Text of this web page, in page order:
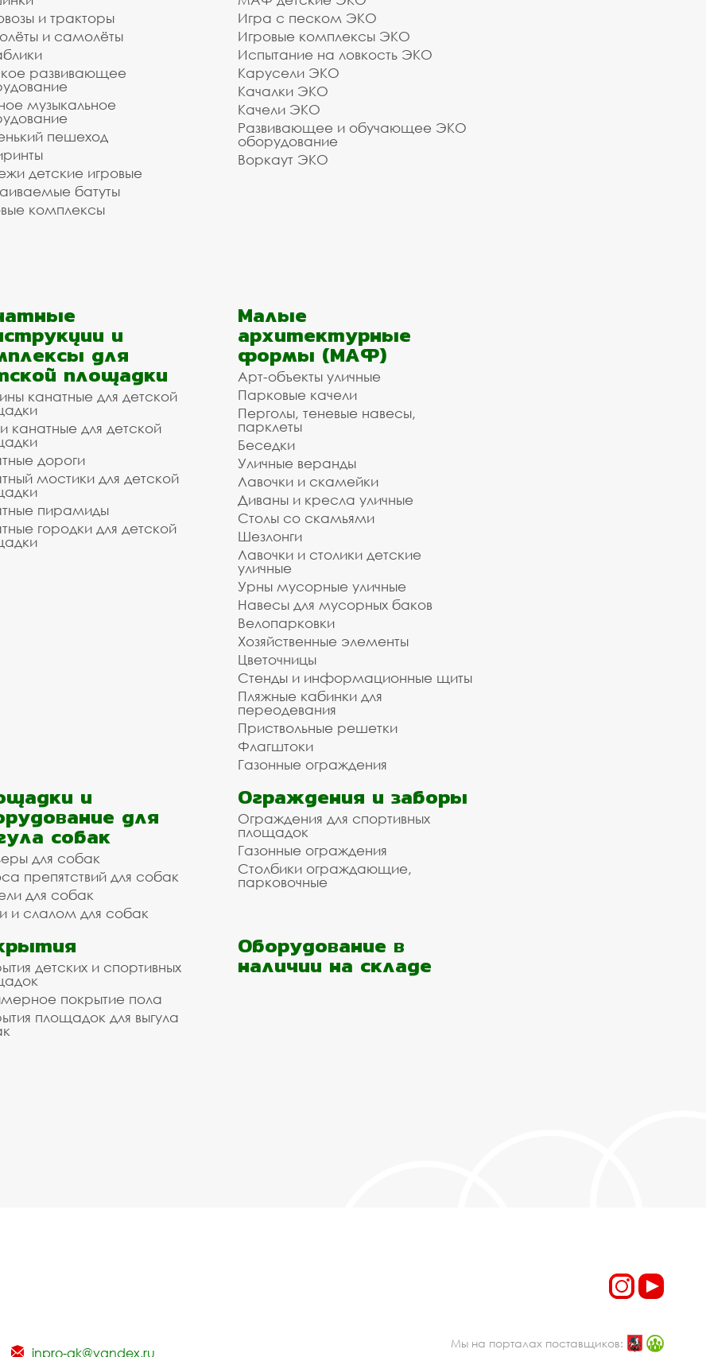
и тракторы
и самолёты
развивающее
музыкальное
пешеход
детские игровые
батуты
комплексы
Игра с песком ЭКО
Игровые комплексы ЭКО
Испытание на ловкость ЭКО
Карусели ЭКО
Качалки ЭКО
Качели ЭКО
Развивающее и обучающее ЭКО
оборудование
Воркаут ЭКО
и
для
площадки
канатные для детской
канатные для детской
дороги
мостики для детской
пирамиды
городки для детской
Малые
архитектурные
формы (МАФ)
Арт-объекты уличные
Парковые качели
Перголы, теневые навесы,
парклеты
Беседки
Уличные веранды
Лавочки и скамейки
Диваны и кресла уличные
Столы со скамьями
Шезлонги
Лавочки и столики детские
уличные
Урны мусорные уличные
Навесы для мусорных баков
Велопарковки
Хозяйственные элементы
Цветочницы
Стенды и информационные щиты
Пляжные кабинки для
переодевания
Приствольные решетки
Флагштоки
Газонные ограждения
и
для
собак
для собак
препятствий для собак
для собак
и слалом для собак
Ограждения и заборы
Ограждения для спортивных
площадок
Газонные ограждения
Столбики ограждающие,
парковочные
детских и спортивных
покрытие пола
площадок для выгула
Оборудование в
наличии на складе
inpro-gk@yandex.ru
Мы на порталах поставщиков: